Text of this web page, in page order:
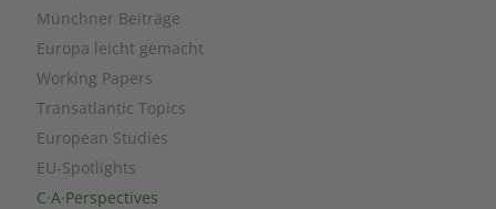
Münchner Beiträge
Europa leicht gemacht
Working Papers
Transatlantic Topics
European Studies
EU-Spotlights
C·A·Perspectives